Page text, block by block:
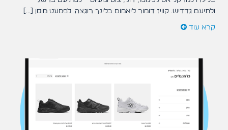
ולתיעם גדדיש. קוויז דומור ליאמום בלינך רוגצה. לפמעט מוסן [...]
קרא עוד